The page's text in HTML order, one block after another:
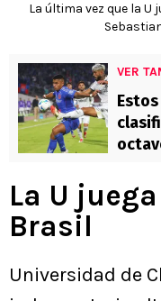
La última vez que la U
VER
La U
Brasil
Universidad de